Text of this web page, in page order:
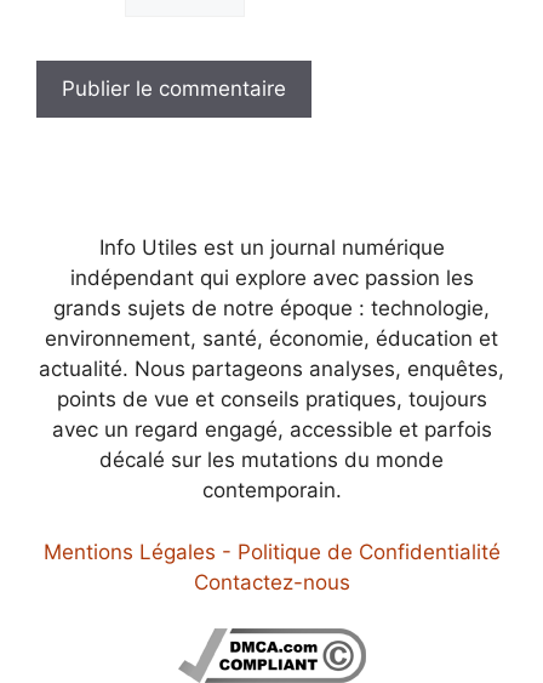
Info Utiles est un journal numérique
indépendant qui explore avec passion les
grands sujets de notre époque : technologie,
environnement, santé, économie, éducation et
actualité. Nous partageons analyses, enquêtes,
points de vue et conseils pratiques, toujours
avec un regard engagé, accessible et parfois
décalé sur les mutations du monde
contemporain.
Mentions Légales - Politique de Confidentialité
Contactez-nous